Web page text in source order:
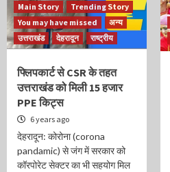
Main Story
Trending Story
You may have missed
अन्य
उत्तराखंड
देहरादून राष्ट्रीय
फ्लिपकार्ट से CSR के तहत
उत्तराखंड को मिली 15 हजार
PPE किट्स
6 years ago
देहरादून: कोरोना (corona
pandamic) से जंग में सरकार को
कॉरपोरेट सेक्टर का भी सहयोग मिल